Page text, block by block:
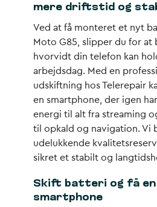
mere driftstid og
Ved at få monteret et nyt
Moto G85, slipper du for at
hvorvidt din telefon kan
arbejdsdag. Med en
udskiftning hos Telerepair
en smartphone, der igen
energi til alt fra streaming
til opkald og navigation. Vi
udelukkende
sikret et stabilt og
Skift batteri og få en
smartphone